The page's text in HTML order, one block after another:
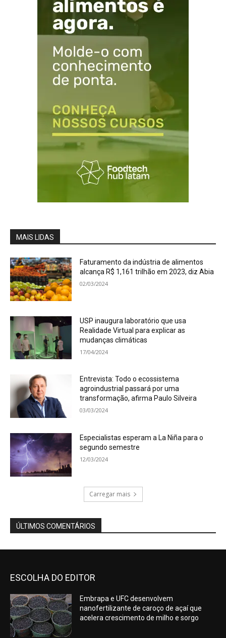
MAIS LIDAS
Faturamento da indústria de alimentos
alcança R$ 1,161 trilhão em 2023, diz Abia
02/03/2024
USP inaugura laboratório que usa
Realidade Virtual para explicar as
mudanças climáticas
17/04/2024
Entrevista: Todo o ecossistema
agroindustrial passará por uma
transformação, afirma Paulo Silveira
03/03/2024
Especialistas esperam a La Niña para o
segundo semestre
12/03/2024
Carregar mais
ÚLTIMOS COMENTÁRIOS
ESCOLHA DO EDITOR
Embrapa e UFC desenvolvem
nanofertilizante de caroço de açaí que
acelera crescimento de milho e sorgo